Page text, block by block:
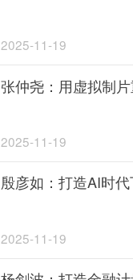
2025-11-19
张仲尧：用虚拟制
2025-11-19
殷彦如：打造AI时
2025-11-19